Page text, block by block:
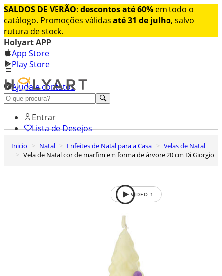
SALDOS DE VERÃO: descontos até 60% em todo o
catálogo. Promoções válidas até 31 de julho, salvo
rutura de stock.
Holyart APP
App Store
Play Store
Ajuda e contatos
Conheça premium
Entrar
Lista de Desejos
Carrinho de Compras
Inicio Natal Enfeites de Natal para a Casa
Velas de Natal
Vela de Natal cor de marfim em forma de árvore 20 cm Di Giorgio
VIDEO 1